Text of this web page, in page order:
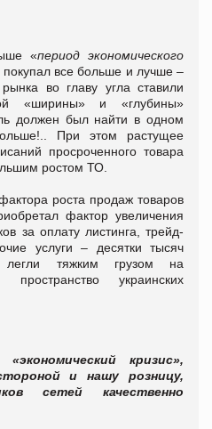
«период экономического
покупал все больше и лучше –
во главу угла ставили
«ширины» и «глубины»
должен был найти в одном
При этом растущее
просроченного товара
ростом ТО.
роста продаж товаров
фактор увеличения
за оплату листинга, трейд-
услуги – десятки тысяч
легли тяжким грузом на
пространство украинских
кризис»,
и нашу розницу,
сетей качественно